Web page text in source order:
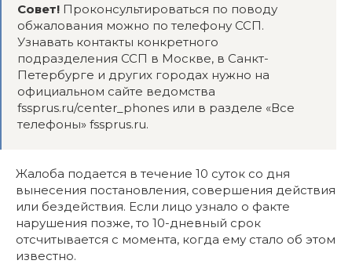
Совет! Проконсультироваться по поводу
обжалования можно по телефону ССП.
Узнавать контакты конкретного
подразделения ССП в Москве, в Санкт-
Петербурге и других городах нужно на
официальном сайте ведомства
fssprus.ru/center_phones или в разделе «Все
телефоны» fssprus.ru.
Жалоба подается в течение 10 суток со дня
вынесения постановления, совершения действия
или бездействия. Если лицо узнало о факте
нарушения позже, то 10-дневный срок
отсчитывается с момента, когда ему стало об этом
известно.